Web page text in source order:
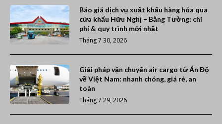
Báo giá dịch vụ xuất khẩu hàng hóa qua
cửa khẩu Hữu Nghị – Bằng Tường: chi
phí & quy trình mới nhất
Tháng 7 30, 2026
Giải pháp vận chuyển air cargo từ Ấn Độ
về Việt Nam: nhanh chóng, giá rẻ, an
toàn
Tháng 7 29, 2026